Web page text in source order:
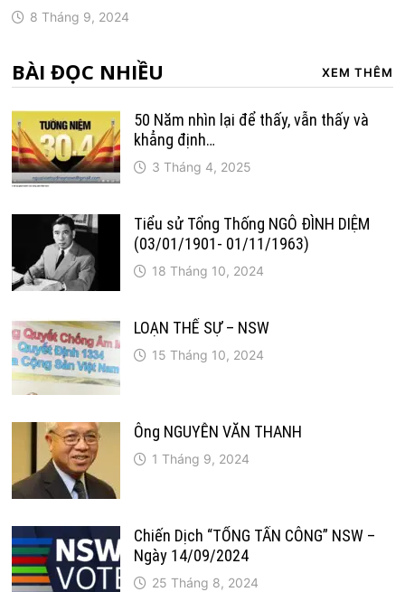
8 Tháng 9, 2024
BÀI ĐỌC NHIỀU XEM THÊM
50 Năm nhìn lại để thấy, vẫn thấy và
khẳng định…
3 Tháng 4, 2025
Tiểu sử Tổng Thống NGÔ ĐÌNH DIỆM
(03/01/1901- 01/11/1963)
18 Tháng 10, 2024
LOẠN THẾ SỰ – NSW
15 Tháng 10, 2024
Ông NGUYỄN VĂN THANH
1 Tháng 9, 2024
Chiến Dịch “TỔNG TẤN CÔNG” NSW –
Ngày 14/09/2024
25 Tháng 8, 2024